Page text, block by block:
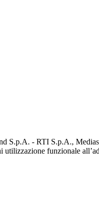
- RTI S.p.A.,
funzionale